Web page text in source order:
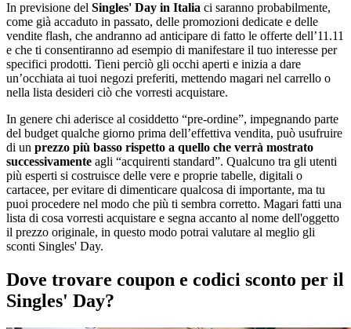
In previsione del Singles' Day in Italia ci saranno probabilmente,
come già accaduto in passato, delle promozioni dedicate e delle
vendite flash, che andranno ad anticipare di fatto le offerte dell’11.11
e che ti consentiranno ad esempio di manifestare il tuo interesse per
specifici prodotti. Tieni perciò gli occhi aperti e inizia a dare
un’occhiata ai tuoi negozi preferiti, mettendo magari nel carrello o
nella lista desideri ciò che vorresti acquistare.
In genere chi aderisce al cosiddetto “pre-ordine”, impegnando parte
del budget qualche giorno prima dell’effettiva vendita, può usufruire
di un prezzo più basso rispetto a quello che verrà mostrato
successivamente agli “acquirenti standard”. Qualcuno tra gli utenti
più esperti si costruisce delle vere e proprie tabelle, digitali o
cartacee, per evitare di dimenticare qualcosa di importante, ma tu
puoi procedere nel modo che più ti sembra corretto. Magari fatti una
lista di cosa vorresti acquistare e segna accanto al nome dell'oggetto
il prezzo originale, in questo modo potrai valutare al meglio gli
sconti Singles' Day.
Dove trovare coupon e codici sconto per il
Singles' Day?